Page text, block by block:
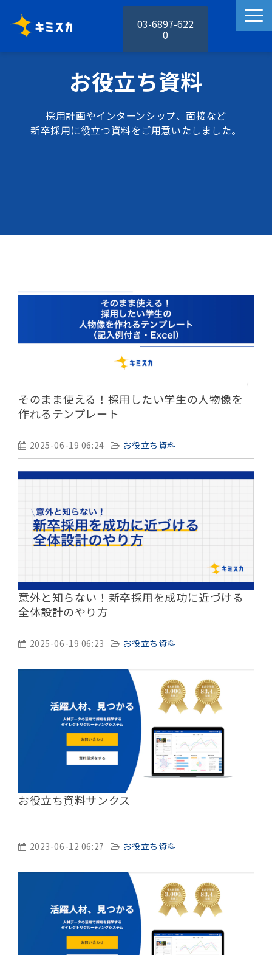
03-6897-622
0
キミスカの機能
料金プラン
お役立ち資料
採用計画やインターンシップ、面接など
新卒採用に役立つ資料をご用意いたしました。
そのまま使える！採用したい学生の人物像を
作れるテンプレート
2025-06-19 06:24 お役立ち資料
意外と知らない！新卒採用を成功に近づける
全体設計のやり方
2025-06-19 06:23 お役立ち資料
お役立ち資料サンクス
2023-06-12 06:27 お役立ち資料